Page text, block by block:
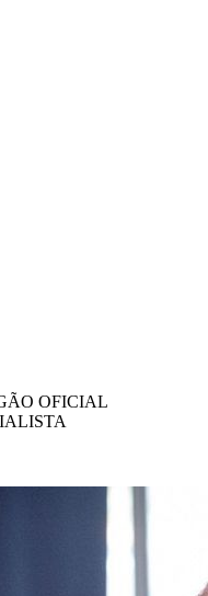
OFICIAL